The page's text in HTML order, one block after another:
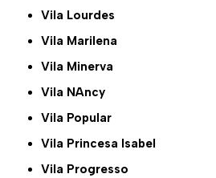
Vila Lourdes
Vila Marilena
Vila Minerva
Vila NAncy
Vila Popular
Vila Princesa Isabel
Vila Progresso